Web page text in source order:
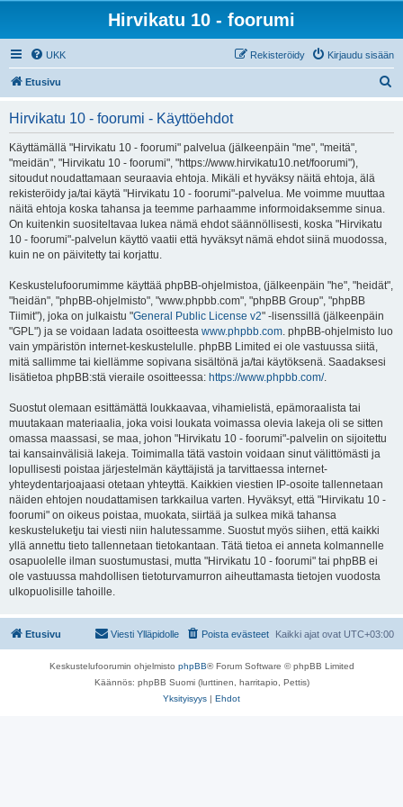
Hirvikatu 10 - foorumi
UKK Kirjaudu sisään
Rekisteröidy
Etusivu
Hirvikatu 10 - foorumi - Käyttöehdot
Käyttämällä "Hirvikatu 10 - foorumi" palvelua (jälkeenpäin "me", "meitä",
"meidän", "Hirvikatu 10 - foorumi", "https://www.hirvikatu10.net/foorumi"),
sitoudut noudattamaan seuraavia ehtoja. Mikäli et hyväksy näitä ehtoja, älä
rekisteröidy ja/tai käytä "Hirvikatu 10 - foorumi"-palvelua. Me voimme muuttaa
näitä ehtoja koska tahansa ja teemme parhaamme informoidaksemme sinua.
On kuitenkin suositeltavaa lukea nämä ehdot säännöllisesti, koska "Hirvikatu
10 - foorumi"-palvelun käyttö vaatii että hyväksyt nämä ehdot siinä muodossa,
kuin ne on päivitetty tai korjattu.
Keskustelufoorumimme käyttää phpBB-ohjelmistoa, (jälkeenpäin "he", "heidät",
"heidän", "phpBB-ohjelmisto", "www.phpbb.com", "phpBB Group", "phpBB
Tiimit"), joka on julkaistu "General Public License v2" -lisenssillä (jälkeenpäin
"GPL") ja se voidaan ladata osoitteesta www.phpbb.com. phpBB-ohjelmisto luo
vain ympäristön internet-keskustelulle. phpBB Limited ei ole vastuussa siitä,
mitä sallimme tai kiellämme sopivana sisältönä ja/tai käytöksenä. Saadaksesi
lisätietoa phpBB:stä vieraile osoitteessa: https://www.phpbb.com/.
Suostut olemaan esittämättä loukkaavaa, vihamielistä, epämoraalista tai
muutakaan materiaalia, joka voisi loukata voimassa olevia lakeja oli se sitten
omassa maassasi, se maa, johon "Hirvikatu 10 - foorumi"-palvelin on sijoitettu
tai kansainvälisiä lakeja. Toimimalla tätä vastoin voidaan sinut välittömästi ja
lopullisesti poistaa järjestelmän käyttäjistä ja tarvittaessa internet-
yhteydentarjoajaasi otetaan yhteyttä. Kaikkien viestien IP-osoite tallennetaan
näiden ehtojen noudattamisen tarkkailua varten. Hyväksyt, että "Hirvikatu 10 -
foorumi" on oikeus poistaa, muokata, siirtää ja sulkea mikä tahansa
keskusteluketju tai viesti niin halutessamme. Suostut myös siihen, että kaikki
yllä annettu tieto tallennetaan tietokantaan. Tätä tietoa ei anneta kolmannelle
osapuolelle ilman suostumustasi, mutta "Hirvikatu 10 - foorumi" tai phpBB ei
ole vastuussa mahdollisen tietoturvamurron aiheuttamasta tietojen vuodosta
ulkopuolisille tahoille.
Etusivu Kaikki ajat ovat UTC+03:00
Poista evästeet
Viesti Ylläpidolle
Keskustelufoorumin ohjelmisto phpBB® Forum Software © phpBB Limited
Käännös: phpBB Suomi (lurttinen, harritapio, Pettis)
Yksityisyys | Ehdot